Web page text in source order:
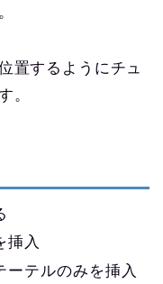
置するようにチュ
。
挿入
ーテルのみを挿入